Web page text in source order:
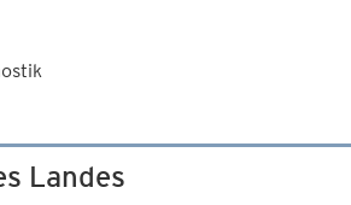
Landes